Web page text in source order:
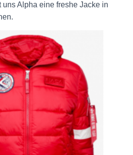
Alpha eine freshe Jacke in